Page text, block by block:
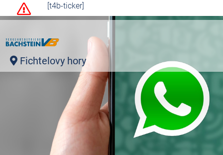
[t4b-ticker]
Fichtelovy hory